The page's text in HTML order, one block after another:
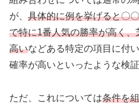
が、 具体的に例を挙げると〇
で特に1番人気の勝率が高く
高いなどある特定の項目に付
確率が高いといったような検
ただ、これについては条件を